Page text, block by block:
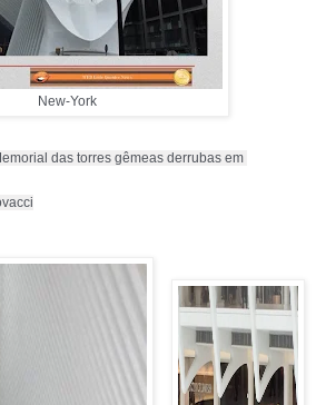
New-York
das torres gêmeas derrubas em